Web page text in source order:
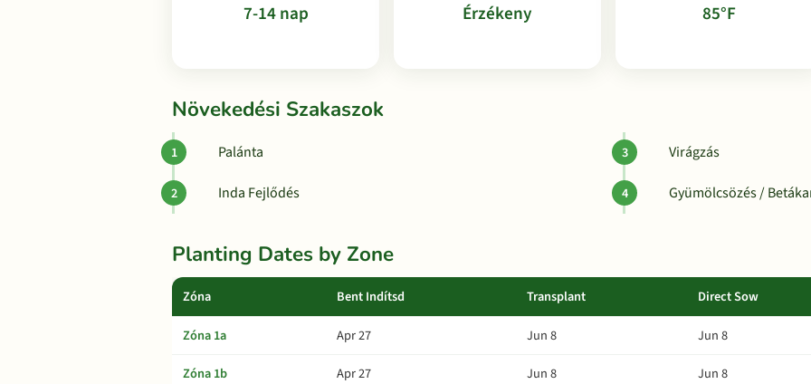
7-14 nap Érzékeny 85°F
Növekedési Szakaszok
Palánta
Inda Fejlődés
Virágzás
Gyümölcsözés /
Planting Dates by Zone
Zóna Bent Indítsd Transplant Direct Sow
Zóna 1a Apr 27 Jun 8
Jun 8
Zóna 1b
Apr 27 Jun 8
Jun 8